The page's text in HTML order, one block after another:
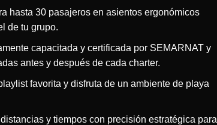
hasta 30 pasajeros en asientos ergonómicos
de tu grupo.
capacitada y certificada por SEMARNAT y
antes y después de cada charter.
favorita y disfruta de un ambiente de playa
y tiempos con precisión estratégica para